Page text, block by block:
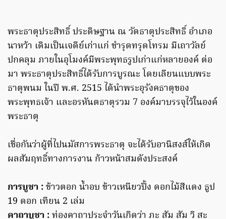
พระธาตุประสิทธิ์ ประดิษฐาน ณ วัดธาตุประสิทธิ์ อำเภอ
นาหว้า เดิมเป็นเจดีย์เก่าแก่ ชำรุดทรุดโทรม มีเถาวัลย์
ปกคลุม ภายในอุโมงค์มีพระพุทธรูปเก่าแก่หลายองค์ ต่อ
มา พระธาตุประสิทธิ์ได้รับการบูรณะ โดยเลียนแบบพระ
ธาตุพนม ในปี พ.ศ. 2515 ได้นำพระอุรังคธาตุของ
พระพุทธเจ้า และอรหันตธาตุรวม 7 องค์มาบรรจุไว้ในองค์
พระธาตุ
เชื่อกันว่าผู้ที่ไปนมัสการพระธาตุ จะได้รับอานิสงส์ให้เกิด
ผลสัมฤทธิ์ทางการงาน ก้าวหน้าสมดังประสงค์
การบูชา :ข้าวตอก น้ำอบ ข้าวเหนียวปิ้ง ดอกไม้สีแดง ธูป
19 ดอก เทียน 2 เล่ม
คาถาบูชา :ท่องคาถาประจำวันเกิดว่า ภะ สัม สัม วิ สะ